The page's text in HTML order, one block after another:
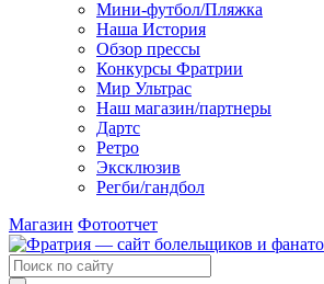
Мини-футбол/Пляжка
Наша История
Обзор прессы
Конкурсы Фратрии
Мир Ультрас
Наш магазин/партнеры
Дартс
Ретро
Эксклюзив
Регби/гандбол
Магазин Фотоотчет